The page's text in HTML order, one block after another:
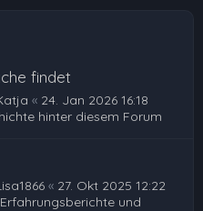
findet
« 24. Jan 2026 16:18
hinter diesem Forum
« 27. Okt 2025 12:22
und